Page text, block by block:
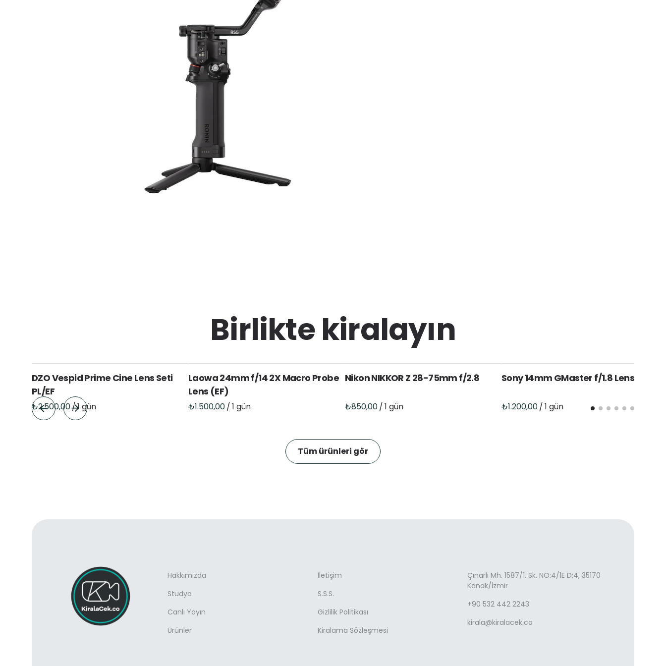
Birlikte kiralayın
DZO Vespid Prime Cine Lens Seti
PL/EF
/
Laowa 24mm f/14 2X Macro Probe
Lens (EF)
/
Nikon NIKKOR Z 28-75mm f/2.8
/
Sony 14mm GMaster f/1.8 Lens (E)
/
Tüm ürünleri gör
Hakkımızda
Stüdyo
Canlı Yayın
Ürünler
İletişim
S.S.S.
Gizlilik Politikası
Kiralama Sözleşmesi
Çınarlı Mh. 1587/1. Sk. NO:4/1E D:4, 35170
Konak/İzmir
+90 532 442 2243
kirala@kiralacek.co